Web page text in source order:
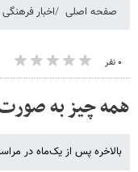
صفحه اصلی اخبار
۰ نفر
همه چیز به
بالاخره پس از یک‌ماه در